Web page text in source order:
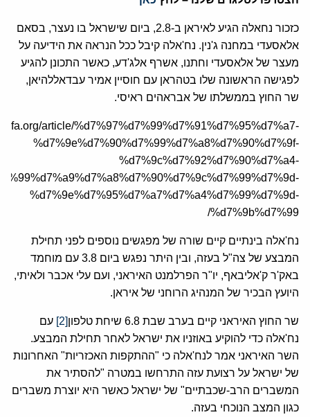
כזכור נחאלה הגיע לאיראן ב-2.8, ביום שישראל בו נעצר, בסאם
אלאסעדי במחנה ג'נין. נח'אלה קיבל ככל הנראה את הידיעה על
מעצר של אלאסעדי וחתנו, אשרף אלג'דע, כאשר התכונן להגיע
לפגישה הראשונה שלו בטהראן עם חוסיין אמיר עבדאללהיאן,
שר החוץ בממשלתו של אבראהים ראיסי.
article/%d7%97%d7%99%d7%91%d7%95%d7%a7-
%d7%9e%d7%90%d7%99%d7%a8%d7%90%d7%9f-
%d7%9c%d7%92%d7%90%d7%a4-
%d7%9e%d7%95%d7%a7%d7%a4%d7%99%d7%9d-
%d7%9b%d7%99/
נח'אלה בינתיים קיים שורה של מפגשים נוספים לפני תחילת
המבצע של צה"ל בעזה, ובין היתר נפגש ביום 3.8 עם מוחמד
באק'ר ק'אליבאף, יו"ר הפרלמנט האיראני, ועם עלי אכבר ולאיתי,
היועץ הבכיר של המנהיג הרוחני של איראן.
שר החוץ האיראני קיים בערב שבת 6.8 שיחת טלפון [2]
עם
נח'אלה כדי להוקיע באוזניו את ישראל לאחר תחילת המבצע.
השר האיראני אמר לנח'אלה כי "ההתקפות האכזריות" האחרונות
של ישראל על רצועת עזה התרחשו במטרה "להסתיר את
המשברים הרב-שכבתיים" של ישראל כאשר היא יוצרת משברים
כגון המצב הנוכחי בעזה.